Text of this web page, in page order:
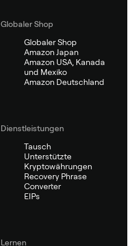
Globaler Shop
Globaler Shop
Amazon Japan
Amazon USA, Kanada
und Mexiko
Amazon Deutschland
Dienstleistungen
Tausch
Unterstützte
Kryptowährungen
Recovery Phrase
Converter
EIPs
Lernen